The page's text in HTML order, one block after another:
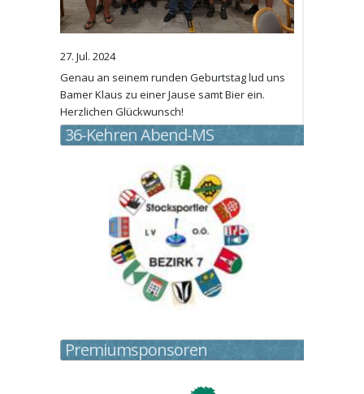
27. Jul. 2024
Genau an seinem runden Geburtstag lud uns
Bamer Klaus zu einer Jause samt Bier ein.
Herzlichen Glückwunsch!
36-Kehren Abend-MS
Premiumsponsoren